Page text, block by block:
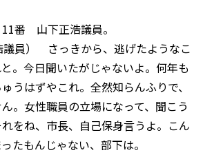
山下正浩議員。
員） さっきから、逃げたようなこ
。今日聞いたがじゃないよ。何年も
うはずやこれ。全然知らんふりで、
。女性職員の立場になって、聞こう
をね、市長、自己保身言うよ。こん
たもんじゃない、部下は。